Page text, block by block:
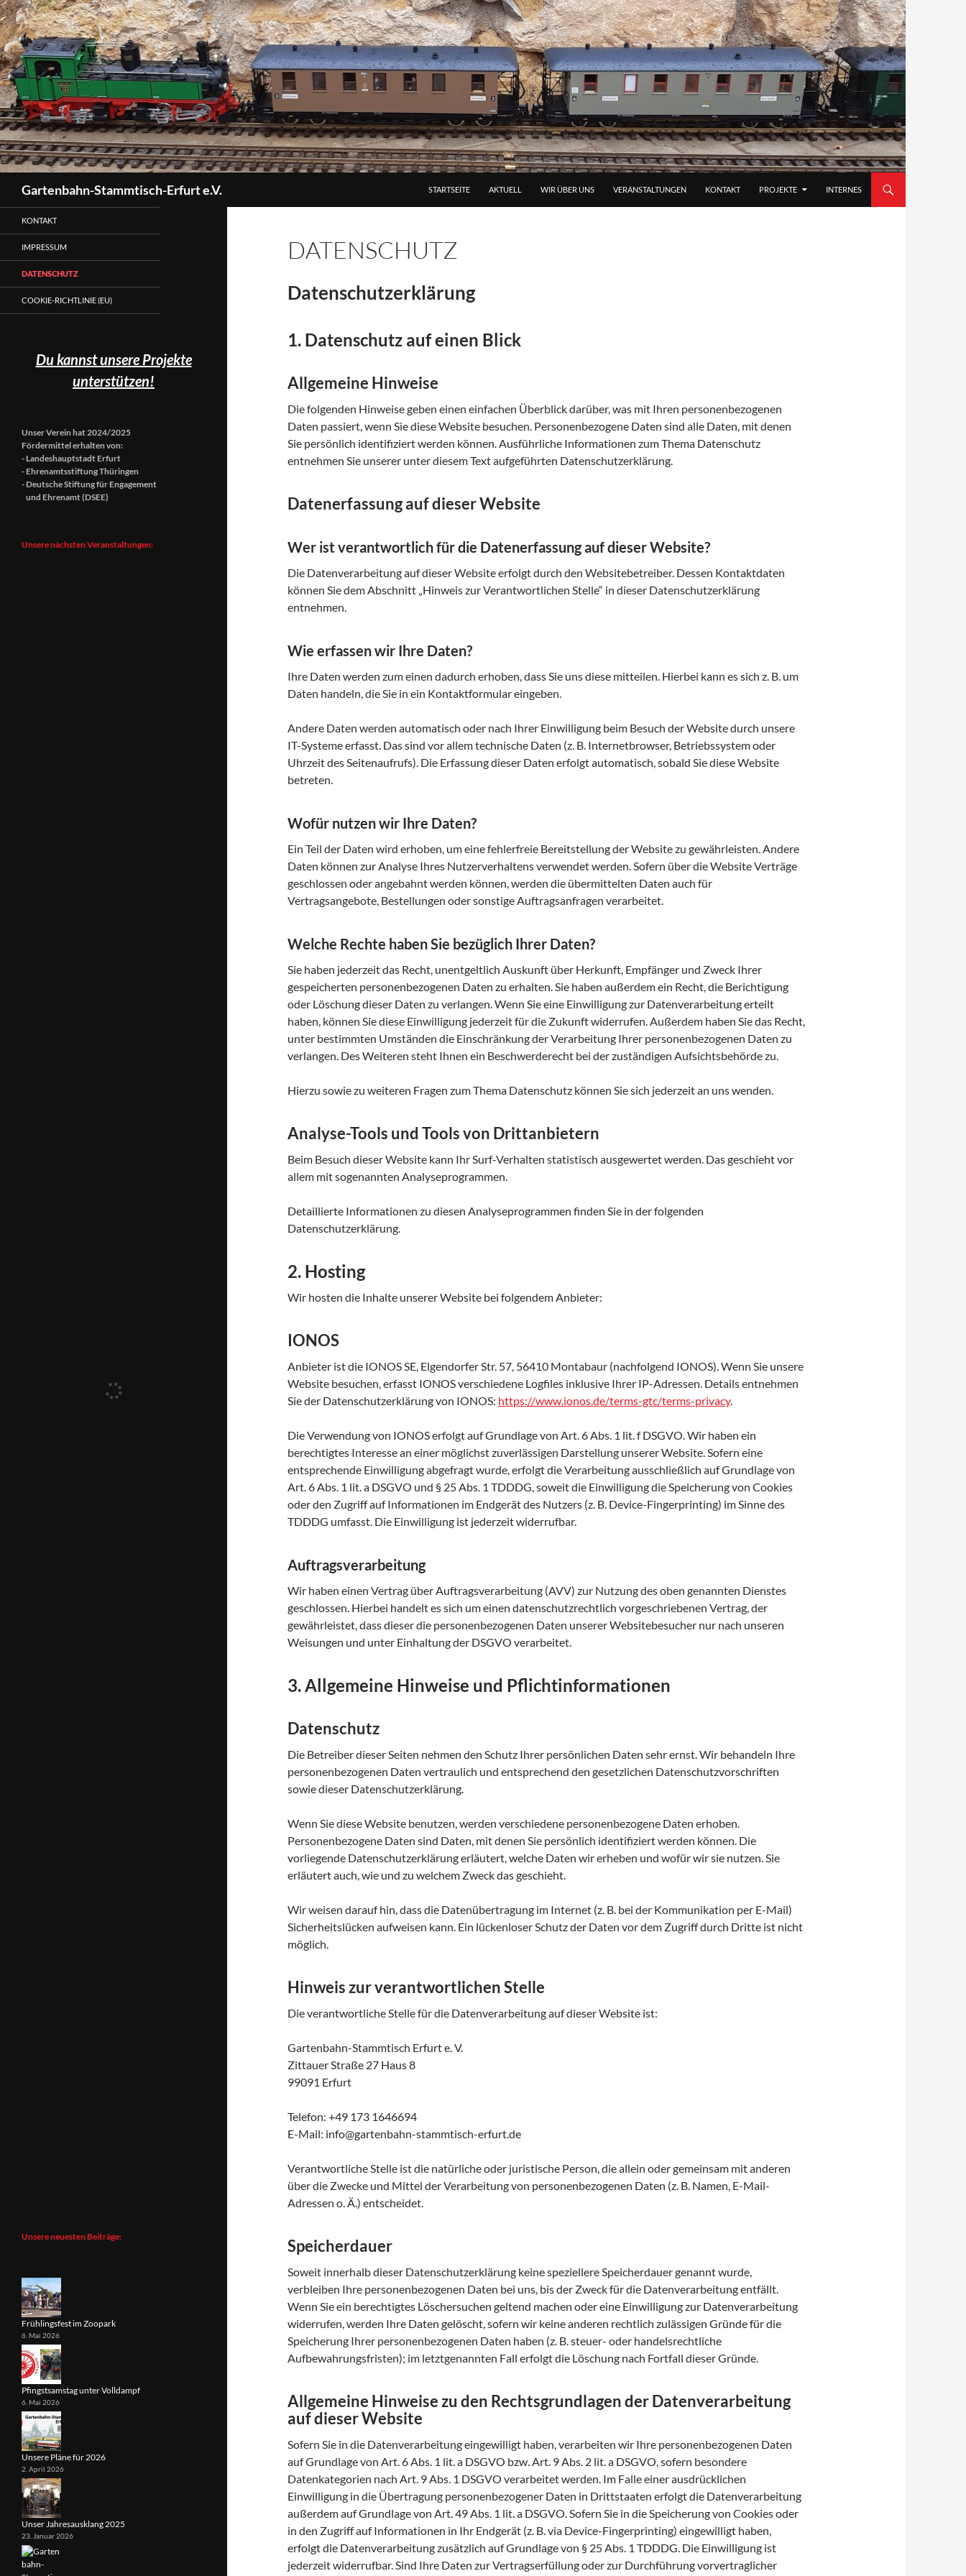
Zum
Inhalt
springen
Gartenbahn-Stammtisch-Erfurt e.V. STARTSEITE AKTUELL WIR ÜBER UNS VERANSTALTUNGEN KONTAKT PROJEKTE INTERNES
DATENSCHUTZ
Datenschutz­erklärung
1. Datenschutz auf einen Blick
Allgemeine Hinweise
Die folgenden Hinweise geben einen einfachen Überblick darüber, was mit Ihren personenbezogenen
Daten passiert, wenn Sie diese Website besuchen. Personenbezogene Daten sind alle Daten, mit denen
Sie persönlich identifiziert werden können. Ausführliche Informationen zum Thema Datenschutz
entnehmen Sie unserer unter diesem Text aufgeführten Datenschutzerklärung.
Datenerfassung auf dieser Website
Wer ist verantwortlich für die Datenerfassung auf dieser Website?
Die Datenverarbeitung auf dieser Website erfolgt durch den Websitebetreiber. Dessen Kontaktdaten
können Sie dem Abschnitt „Hinweis zur Verantwortlichen Stelle“ in dieser Datenschutzerklärung
entnehmen.
Wie erfassen wir Ihre Daten?
Ihre Daten werden zum einen dadurch erhoben, dass Sie uns diese mitteilen. Hierbei kann es sich z. B. um
Daten handeln, die Sie in ein Kontaktformular eingeben.
Andere Daten werden automatisch oder nach Ihrer Einwilligung beim Besuch der Website durch unsere
IT-Systeme erfasst. Das sind vor allem technische Daten (z. B. Internetbrowser, Betriebssystem oder
Uhrzeit des Seitenaufrufs). Die Erfassung dieser Daten erfolgt automatisch, sobald Sie diese Website
betreten.
Wofür nutzen wir Ihre Daten?
Ein Teil der Daten wird erhoben, um eine fehlerfreie Bereitstellung der Website zu gewährleisten. Andere
Daten können zur Analyse Ihres Nutzerverhaltens verwendet werden. Sofern über die Website Verträge
geschlossen oder angebahnt werden können, werden die übermittelten Daten auch für
Vertragsangebote, Bestellungen oder sonstige Auftragsanfragen verarbeitet.
Welche Rechte haben Sie bezüglich Ihrer Daten?
Sie haben jederzeit das Recht, unentgeltlich Auskunft über Herkunft, Empfänger und Zweck Ihrer
gespeicherten personenbezogenen Daten zu erhalten. Sie haben außerdem ein Recht, die Berichtigung
oder Löschung dieser Daten zu verlangen. Wenn Sie eine Einwilligung zur Datenverarbeitung erteilt
haben, können Sie diese Einwilligung jederzeit für die Zukunft widerrufen. Außerdem haben Sie das Recht,
unter bestimmten Umständen die Einschränkung der Verarbeitung Ihrer personenbezogenen Daten zu
verlangen. Des Weiteren steht Ihnen ein Beschwerderecht bei der zuständigen Aufsichtsbehörde zu.
Hierzu sowie zu weiteren Fragen zum Thema Datenschutz können Sie sich jederzeit an uns wenden.
Analyse-Tools und Tools von Dritt­anbietern
Beim Besuch dieser Website kann Ihr Surf-Verhalten statistisch ausgewertet werden. Das geschieht vor
allem mit sogenannten Analyseprogrammen.
Detaillierte Informationen zu diesen Analyseprogrammen finden Sie in der folgenden
Datenschutzerklärung.
2. Hosting
Wir hosten die Inhalte unserer Website bei folgendem Anbieter:
IONOS
Anbieter ist die IONOS SE, Elgendorfer Str. 57, 56410 Montabaur (nachfolgend IONOS). Wenn Sie unsere
Website besuchen, erfasst IONOS verschiedene Logfiles inklusive Ihrer IP-Adressen. Details entnehmen
Sie der Datenschutzerklärung von IONOS: https://www.ionos.de/terms-gtc/terms-privacy.
Die Verwendung von IONOS erfolgt auf Grundlage von Art. 6 Abs. 1 lit. f DSGVO. Wir haben ein
berechtigtes Interesse an einer möglichst zuverlässigen Darstellung unserer Website. Sofern eine
entsprechende Einwilligung abgefragt wurde, erfolgt die Verarbeitung ausschließlich auf Grundlage von
Art. 6 Abs. 1 lit. a DSGVO und § 25 Abs. 1 TDDDG, soweit die Einwilligung die Speicherung von Cookies
oder den Zugriff auf Informationen im Endgerät des Nutzers (z. B. Device-Fingerprinting) im Sinne des
TDDDG umfasst. Die Einwilligung ist jederzeit widerrufbar.
Auftragsverarbeitung
Wir haben einen Vertrag über Auftragsverarbeitung (AVV) zur Nutzung des oben genannten Dienstes
geschlossen. Hierbei handelt es sich um einen datenschutzrechtlich vorgeschriebenen Vertrag, der
gewährleistet, dass dieser die personenbezogenen Daten unserer Websitebesucher nur nach unseren
Weisungen und unter Einhaltung der DSGVO verarbeitet.
3. Allgemeine Hinweise und Pflicht­informationen
Datenschutz
Die Betreiber dieser Seiten nehmen den Schutz Ihrer persönlichen Daten sehr ernst. Wir behandeln Ihre
personenbezogenen Daten vertraulich und entsprechend den gesetzlichen Datenschutzvorschriften
sowie dieser Datenschutzerklärung.
Wenn Sie diese Website benutzen, werden verschiedene personenbezogene Daten erhoben.
Personenbezogene Daten sind Daten, mit denen Sie persönlich identifiziert werden können. Die
vorliegende Datenschutzerklärung erläutert, welche Daten wir erheben und wofür wir sie nutzen. Sie
erläutert auch, wie und zu welchem Zweck das geschieht.
Wir weisen darauf hin, dass die Datenübertragung im Internet (z. B. bei der Kommunikation per E-Mail)
Sicherheitslücken aufweisen kann. Ein lückenloser Schutz der Daten vor dem Zugriff durch Dritte ist nicht
möglich.
Hinweis zur verantwortlichen Stelle
Die verantwortliche Stelle für die Datenverarbeitung auf dieser Website ist:
Gartenbahn-Stammtisch Erfurt e. V.
Zittauer Straße 27 Haus 8
99091 Erfurt
Telefon: +49 173 1646694
E-Mail: info@gartenbahn-stammtisch-erfurt.de
Verantwortliche Stelle ist die natürliche oder juristische Person, die allein oder gemeinsam mit anderen
über die Zwecke und Mittel der Verarbeitung von personenbezogenen Daten (z. B. Namen, E-Mail-
Adressen o. Ä.) entscheidet.
Speicherdauer
Soweit innerhalb dieser Datenschutzerklärung keine speziellere Speicherdauer genannt wurde,
verbleiben Ihre personenbezogenen Daten bei uns, bis der Zweck für die Datenverarbeitung entfällt.
Wenn Sie ein berechtigtes Löschersuchen geltend machen oder eine Einwilligung zur Datenverarbeitung
widerrufen, werden Ihre Daten gelöscht, sofern wir keine anderen rechtlich zulässigen Gründe für die
Speicherung Ihrer personenbezogenen Daten haben (z. B. steuer- oder handelsrechtliche
Aufbewahrungsfristen); im letztgenannten Fall erfolgt die Löschung nach Fortfall dieser Gründe.
Allgemeine Hinweise zu den Rechtsgrundlagen der Datenverarbeitung
auf dieser Website
Sofern Sie in die Datenverarbeitung eingewilligt haben, verarbeiten wir Ihre personenbezogenen Daten
auf Grundlage von Art. 6 Abs. 1 lit. a DSGVO bzw. Art. 9 Abs. 2 lit. a DSGVO, sofern besondere
Datenkategorien nach Art. 9 Abs. 1 DSGVO verarbeitet werden. Im Falle einer ausdrücklichen
Einwilligung in die Übertragung personenbezogener Daten in Drittstaaten erfolgt die Datenverarbeitung
außerdem auf Grundlage von Art. 49 Abs. 1 lit. a DSGVO. Sofern Sie in die Speicherung von Cookies oder
in den Zugriff auf Informationen in Ihr Endgerät (z. B. via Device-Fingerprinting) eingewilligt haben,
erfolgt die Datenverarbeitung zusätzlich auf Grundlage von § 25 Abs. 1 TDDDG. Die Einwilligung ist
jederzeit widerrufbar. Sind Ihre Daten zur Vertragserfüllung oder zur Durchführung vorvertraglicher
KONTAKT
IMPRESSUM
DATENSCHUTZ
COOKIE-RICHTLINIE (EU)
Du kannst unsere Projekte
unterstützen!
Unser Verein hat 2024/2025
Fördermittel erhalten von:
- Landeshauptstadt Erfurt
- Ehrenamtsstiftung Thüringen
- Deutsche Stiftung für Engagement
und Ehrenamt (DSEE)
Unsere nächsten Veranstaltungen:
Unsere neuesten Beiträge:
Frühlingsfest im Zoopark
6. Mai 2026
Pfingstsamstag unter Volldampf
6. Mai 2026
Unsere Pläne für 2026
2. April 2026
Unser Jahresausklang 2025
23. Januar 2026